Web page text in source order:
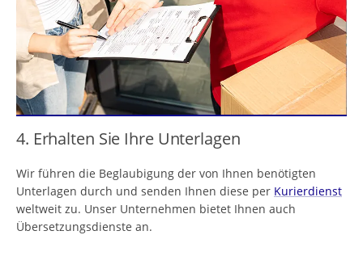
4. Erhalten Sie Ihre Unterlagen
Wir führen die Beglaubigung der von Ihnen benötigten
Unterlagen durch und senden Ihnen diese per Kurierdienst
weltweit zu. Unser Unternehmen bietet Ihnen auch
Übersetzungsdienste an.